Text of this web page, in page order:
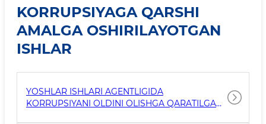
KORRUPSIYAGA QARSHI
AMALGA OSHIRILAYOTGAN
ISHLAR
YOSHLAR ISHLARI AGENTLIGIDA
KORRUPSIYANI OLDINI OLISHGA QARATILGAN